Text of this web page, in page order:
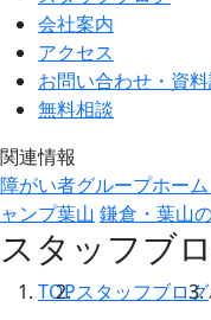
会社案内
アクセス
お問い合わせ・資
無料相談
関連情報
障がい者グループホーム
ャンプ葉山 鎌倉・葉山
スタッフブ
TOPスタッフブログ